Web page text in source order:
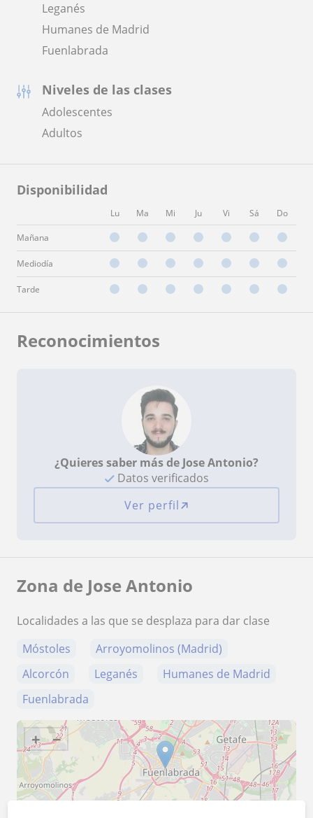
Leganés
Humanes de Madrid
Fuenlabrada
Niveles de las clases
Adolescentes
Adultos
Disponibilidad
Lu Ma Mi Ju Vi Sá Do
Mañana
Mediodía
Tarde
Reconocimientos
¿Quieres saber más de Jose Antonio?
Datos verificados
Ver perfil
Zona de Jose Antonio
Localidades a las que se desplaza para dar clase
Móstoles
Arroyomolinos (Madrid)
Alcorcón
Leganés
Humanes de Madrid
Fuenlabrada
+ −